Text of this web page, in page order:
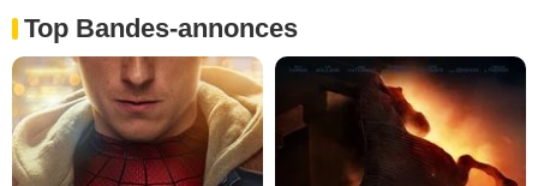
Top Bandes-annonces